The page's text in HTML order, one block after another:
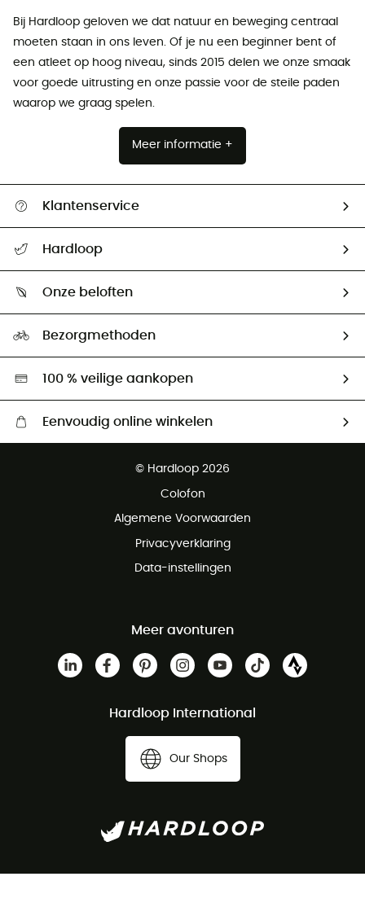
Bij Hardloop geloven we dat natuur en beweging centraal
moeten staan ​​in ons leven. Of je nu een beginner bent of
een atleet op hoog niveau, sinds 2015 delen we onze smaak
voor goede uitrusting en onze passie voor de steile paden
waarop we graag spelen.
Meer informatie +
Klantenservice
Mijn zending volgen
Retourzendingen & Terugbetalingen
Hardloop
Ambassadeurs
Onze beloften
Hardgreen
Bezorgmethoden
100 % veilige aankopen
Eenvoudig online winkelen
Gratis retourneren binnen 100 dagen
© Hardloop 2026
Colofon
Algemene Voorwaarden
Privacyverklaring
Data-instellingen
Meer avonturen
Hardloop International
Our Shops